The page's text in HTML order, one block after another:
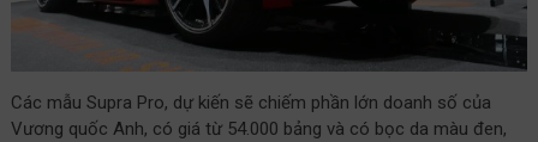
Các mẫu Supra Pro, dự kiến ​​sẽ chiếm phần lớn doanh số của
Vương quốc Anh, có giá từ 54.000 bảng và có bọc da màu đen,